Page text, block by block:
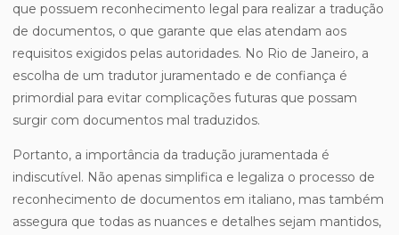
que possuem reconhecimento legal para realizar a tradução
de documentos, o que garante que elas atendam aos
requisitos exigidos pelas autoridades. No Rio de Janeiro, a
escolha de um tradutor juramentado e de confiança é
primordial para evitar complicações futuras que possam
surgir com documentos mal traduzidos.
Portanto, a importância da tradução juramentada é
indiscutível. Não apenas simplifica e legaliza o processo de
reconhecimento de documentos em italiano, mas também
assegura que todas as nuances e detalhes sejam mantidos,